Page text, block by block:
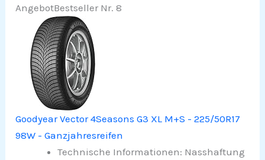
AngebotBestseller Nr. 8
Goodyear Vector 4Seasons G3 XL M+S - 225/50R17
98W - Ganzjahresreifen
Technische Informationen: Nasshaftung